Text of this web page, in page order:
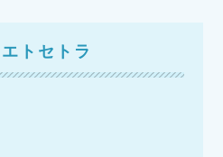
トセトラ